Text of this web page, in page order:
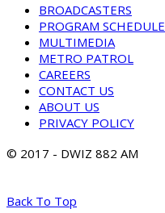
BROADCASTERS
PROGRAM SCHEDULE
MULTIMEDIA
METRO PATROL
CAREERS
CONTACT US
ABOUT US
PRIVACY POLICY
© 2017 - DWIZ 882 AM
Back To Top